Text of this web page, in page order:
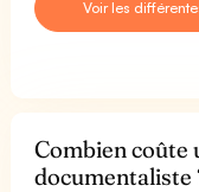
Voir les
Combien coûte
documentaliste